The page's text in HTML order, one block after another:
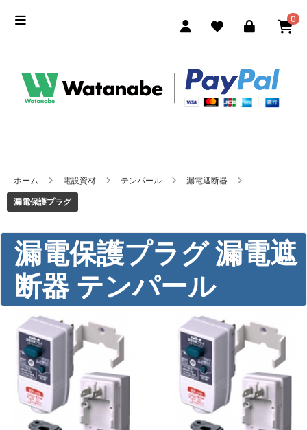
0
ホーム 電設資材 テンパール
漏電遮断器
漏電保護プラグ
漏電保護プラグ 漏電遮
断器 テンパール